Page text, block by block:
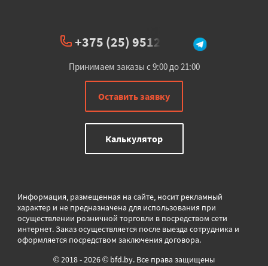
+375 (25) 951234
Принимаем заказы с 9:00 до 21:00
Оставить заявку
Калькулятор
Информация, размещенная на сайте, носит рекламный
характер и не предназначена для использования при
осуществлении розничной торговли в посредством сети
интернет. Заказ осуществляется после выезда сотрудника и
оформляется посредством заключения договора.
© 2018 - 2026 © bfd.by. Все права защищены